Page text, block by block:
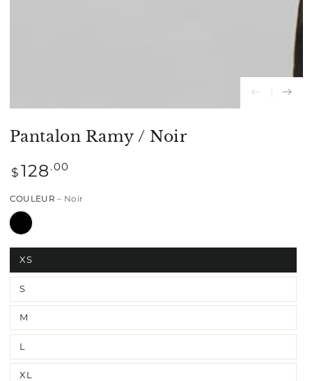
Pantalon Ramy / Noir
Prix
normal
$ 128.00
COULEUR– Noir
XS
S
M
L
XL